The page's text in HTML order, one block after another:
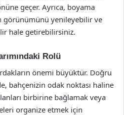
geçer. Ayrıca, boyama
görünümünü yenileyebilir ve
hale getirebilirsiniz.
Rolü
önemi büyüktür. Doğru
bahçenizin odak noktası haline
birbirine bağlamak veya
organize etmek için